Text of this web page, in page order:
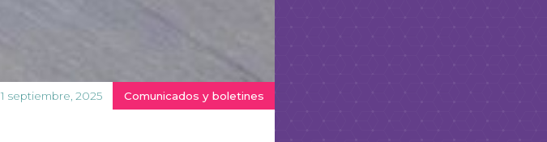
Comunicados y boletines
1 septiembre, 2025